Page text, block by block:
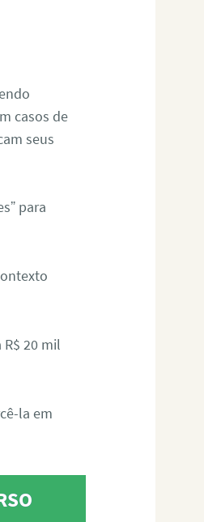
casos de
seus
para
20 mil
la em